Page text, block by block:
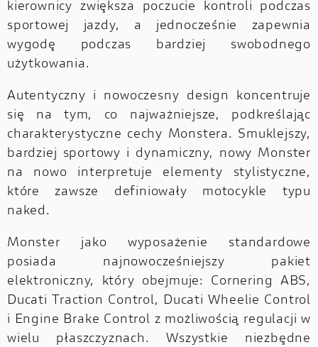
kierownicy zwiększa poczucie kontroli podczas
sportowej jazdy, a jednocześnie zapewnia
wygodę podczas bardziej swobodnego
użytkowania.
Autentyczny i nowoczesny design koncentruje
się na tym, co najważniejsze, podkreślając
charakterystyczne cechy Monstera. Smuklejszy,
bardziej sportowy i dynamiczny, nowy Monster
na nowo interpretuje elementy stylistyczne,
które zawsze definiowały motocykle typu
naked.
Monster jako wyposażenie standardowe
posiada najnowocześniejszy pakiet
elektroniczny, który obejmuje: Cornering ABS,
Ducati Traction Control, Ducati Wheelie Control
i Engine Brake Control z możliwością regulacji w
wielu płaszczyznach. Wszystkie niezbędne